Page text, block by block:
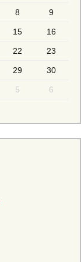
8 9
15 16
22 23
29 30
5 6